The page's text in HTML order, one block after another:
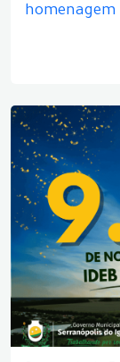
homenagem